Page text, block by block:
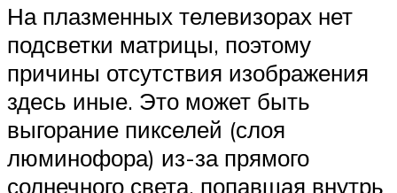
На плазменных телевизорах нет
подсветки матрицы, поэтому
причины отсутствия изображения
здесь иные. Это может быть
выгорание пикселей (слоя
люминофора) из-за прямого
солнечного света, попавшая внутрь